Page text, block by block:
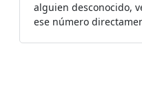
alguien desconocido,
ese número